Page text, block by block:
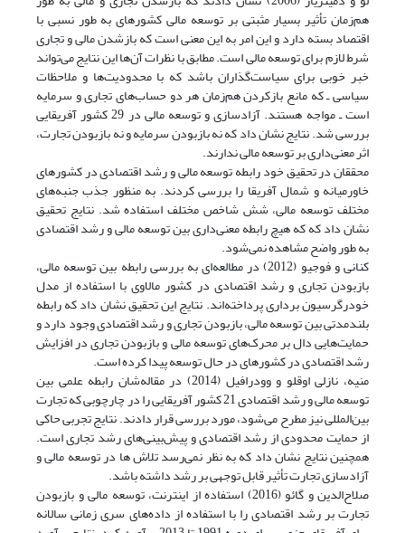
هم‌زمان تأثیر بسیار مثبتی بر توسعه مالی کشورهای به طور نسبی با
اقتصاد بسته دارد و این امر به این معنی است که بازشدن مالی و تجاری
شرط لازم برای توسعه مالی است. مطابق با نظرات آن‌ها این نتایج می‌تواند
خبر خوبی برای سیاست‌گذاران باشد که با محدودیت‌ها و ملاحظات
سیاسی ـ که مانع بازکردن هم‌زمان هر دو حساب‌های تجاری و سرمایه
است ـ مواجه هستند. آزاد‌سازی و توسعه مالی در 29 کشور آفریقایی
بررسی شد. نتایج نشان داد که نه بازبودن سرمایه و نه بازبودن تجارت،
اثر معنی‌داری بر توسعه مالی ندارند.
محققان در تحقیق خود رابطه توسعه مالی و رشد اقتصادی در کشورهای
خاورمیانه و شمال آفریقا را بررسی کردند. به منظور جذب جنبه‌های
مختلف توسعه مالی، شش شاخص مختلف استفاده شد. نتایج تحقیق
نشان داد که که هیچ رابطه معنی‌داری بین توسعه مالی و رشد اقتصادی
به طور واضح مشاهده نمی‌شود.
کنانی و فوجیو (2012) در مطالعه‌ای به بررسی رابطه بین توسعه مالی،
بازبودن تجاری و رشد اقتصادی در کشور مالاوی با استفاده از مدل
خودرگرسیون برداری پرداخته‌اند. نتایج این تحقیق نشان داد که رابطه
بلندمدتی بین توسعه مالی، بازبودن تجاری و رشد اقتصادی وجود دارد و
حمایت‌هایی دال بر محرک‌های توسعه مالی و بازبودن تجاری در افزایش
رشد اقتصادی در کشورهای در حال توسعه پیدا کرده است.
من­یه، نازلی اوقلو و وودرافیل (2014) در مقاله‌شان رابطه علمی بین
توسعه مالی و رشد اقتصادی 21 کشور آفریقایی را در چارچوبی که تجارت
بین‌المللی نیز مطرح می‌شود، مورد بررسی قرار دادند. نتایج تجربی حاکی
از حمایت محدودی از رشد اقتصادی و پیش‌بینی‌های رشد تجاری است.
همچنین نتایج نشان داد که به نظر نمی‌رسد تلاش ها در توسعه مالی و
آزادسازی تجارت تأثیر قابل توجهی بر رشد داشته باشد.
صلاح‌الدین و گائو (2016) استفاده از اینترنت، توسعه مالی و بازبودن
تجارت بر رشد اقتصادی را با استفاده از داده‌های سری زمانی سالانه